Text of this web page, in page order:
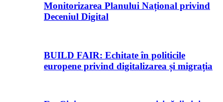
Monitorizarea Planului Național privind
Deceniul Digital
BUILD FAIR: Echitate în politicile
europene privind digitalizarea și migrația